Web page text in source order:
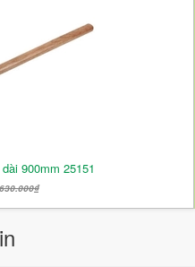
900mm 25151